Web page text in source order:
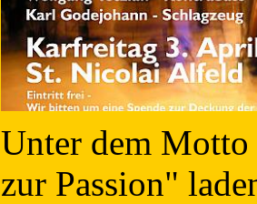
Unter dem
zur Passion"